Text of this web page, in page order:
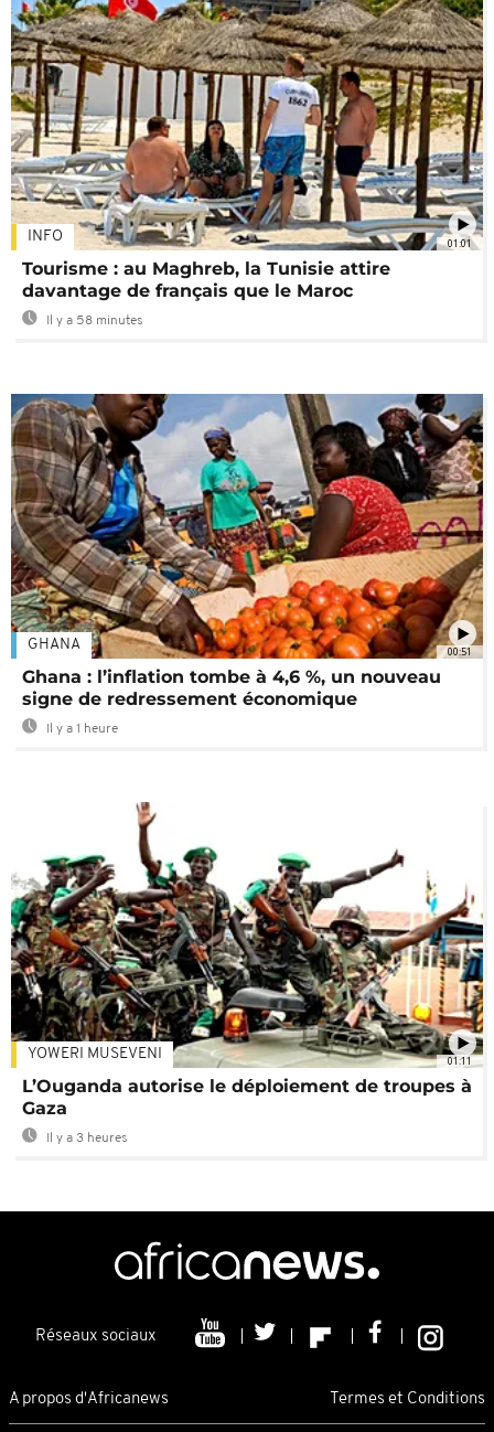
01:01
INFO
Tourisme : au Maghreb, la Tunisie attire
davantage de français que le Maroc
Il y a 58 minutes
00:51
GHANA
Ghana : l’inflation tombe à 4,6 %, un nouveau
signe de redressement économique
Il y a 1 heure
01:11
YOWERI MUSEVENI
L’Ouganda autorise le déploiement de troupes à
Gaza
Il y a 3 heures
Réseaux sociaux
A propos d'Africanews Termes et Conditions